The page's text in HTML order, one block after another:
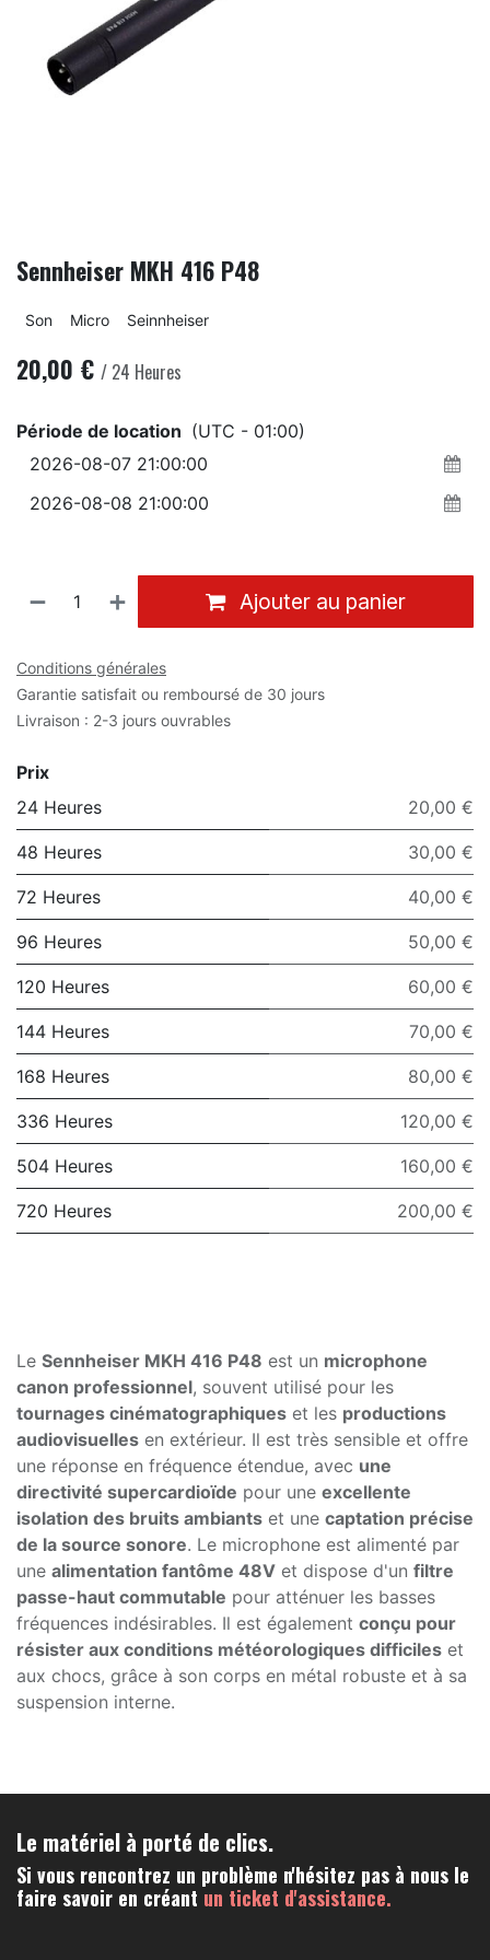
Sennheiser MKH 416 P48
Son Micro Seinnheiser
20,00 € / 24 Heures
Période de location (UTC - 01:00)
Ajouter au panier
Conditions générales
Garantie satisfait ou remboursé de 30 jours
Livraison : 2-3 jours ouvrables
Prix
24 Heures
20,00 €
48 Heures 30,00 €
72 Heures 40,00 €
96 Heures 50,00 €
120 Heures 60,00 €
144 Heures 70,00 €
168 Heures 80,00 €
336 Heures 120,00 €
504 Heures 160,00 €
720 Heures 200,00 €
Le Sennheiser MKH 416 P48 est un microphone
canon professionnel, souvent utilisé pour les
tournages cinématographiques et les productions
audiovisuelles en extérieur. Il est très sensible et offre
une réponse en fréquence étendue, avec une
directivité supercardioïde pour une excellente
isolation des bruits ambiants et une captation précise
de la source sonore. Le microphone est alimenté par
une alimentation fantôme 48V et dispose d'un filtre
passe-haut commutable pour atténuer les basses
fréquences indésirables. Il est également conçu pour
résister aux conditions météorologiques difficiles et
aux chocs, grâce à son corps en métal robuste et à sa
suspension interne.
Le matériel à porté de clics.
Si vous rencontrez un problème n'hésitez pas à nous le
faire savoir en créant un ticket d'assistance.